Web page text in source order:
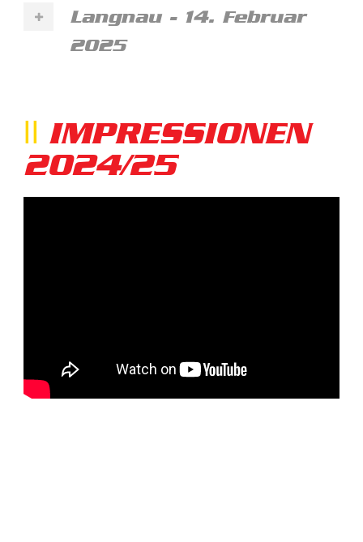
Langnau - 14. Februar
2025
IMPRESSIONEN
2024/25